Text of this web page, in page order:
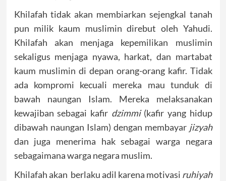
Khilafah tidak akan membiarkan sejengkal tanah
pun milik kaum muslimin direbut oleh Yahudi.
Khilafah akan menjaga kepemilikan muslimin
sekaligus menjaga nyawa, harkat, dan martabat
kaum muslimin di depan orang-orang kafir. Tidak
ada kompromi kecuali mereka mau tunduk di
bawah naungan Islam. Mereka melaksanakan
kewajiban sebagai kafir dzimmi(kafir yang hidup
dibawah naungan Islam) dengan membayar jizyah
dan juga menerima hak sebagai warga negara
sebagaimana warga negara muslim.
Khilafah akan berlaku adil karena motivasi ruhiyah